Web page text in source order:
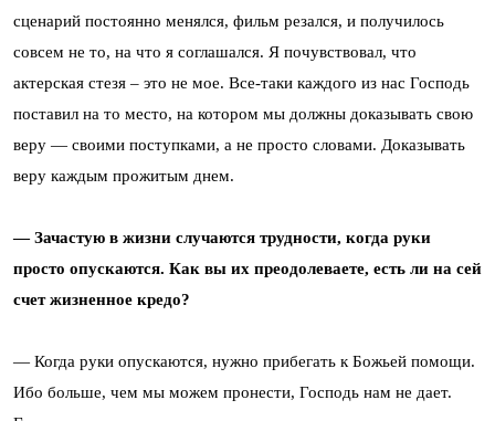
сценарий постоянно менялся, фильм резался, и получилось
совсем не то, на что я соглашался. Я почувствовал, что
актерская стезя – это не мое. Все-таки каждого из нас Господь
поставил на то место, на котором мы должны доказывать свою
веру — своими поступками, а не просто словами. Доказывать
веру каждым прожитым днем.
— Зачастую в жизни случаются трудности, когда руки
просто опускаются. Как вы их преодолеваете, есть ли на сей
счет жизненное кредо?
— Когда руки опускаются, нужно прибегать к Божьей помощи.
Ибо больше, чем мы можем пронести, Господь нам не дает.